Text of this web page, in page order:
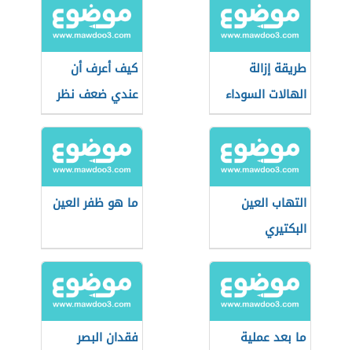
طريقة إزالة
الهالات السوداء
تحت العين
كيف أعرف أن
عندي ضعف نظر
التهاب العين
البكتيري
ما هو ظفر العين
ما بعد عملية
فقدان البصر